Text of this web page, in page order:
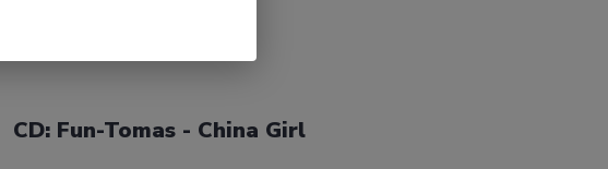
CD: Fun-Tomas - China Girl